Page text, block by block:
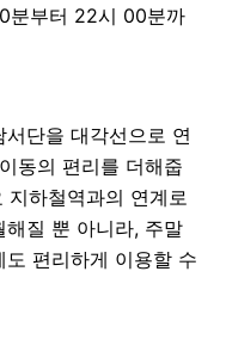
분부터 22시 00분까
단을 대각선으로 연
동의 편리를 더해줍
하철역과의 연계로
질 뿐 아니라, 주말
편리하게 이용할 수